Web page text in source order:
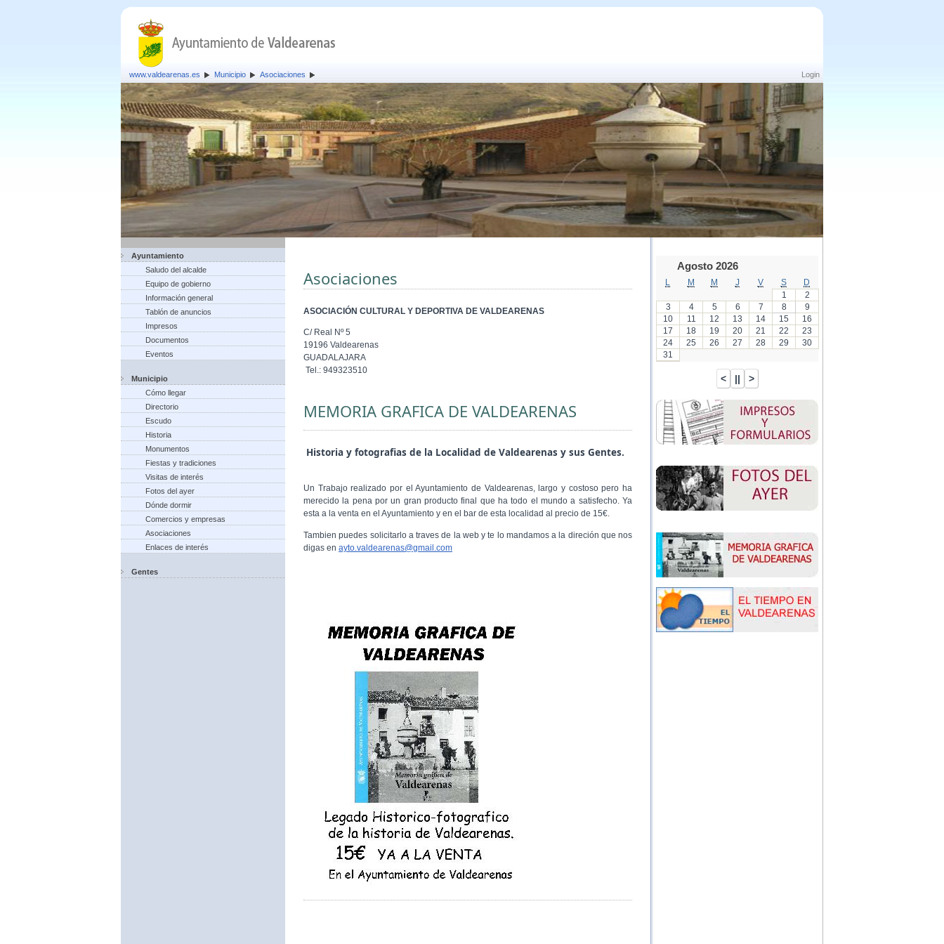
Login
www.valdearenas.es Municipio Asociaciones
Ayuntamiento
Saludo del alcalde
Equipo de gobierno
Información general
Tablón de anuncios
Impresos
Documentos
Eventos
Municipio
Cómo llegar
Directorio
Escudo
Historia
Monumentos
Fiestas y tradiciones
Visitas de interés
Fotos del ayer
Dónde dormir
Comercios y empresas
Asociaciones
Enlaces de interés
Gentes
Asociaciones
ASOCIACIÓN CULTURAL Y DEPORTIVA DE VALDEARENAS
C/ Real Nº 5
19196 Valdearenas
GUADALAJARA
Tel.: 949323510
MEMORIA GRAFICA DE VALDEARENAS
Historia y fotografias de la Localidad de Valdearenas y sus Gentes.
Un Trabajo realizado por el Ayuntamiento de Valdearenas, largo y costoso pero ha
merecido la pena por un gran producto final que ha todo el mundo a satisfecho. Ya
esta a la venta en el Ayuntamiento y en el bar de esta localidad al precio de 15€.
Tambien puedes solicitarlo a traves de la web y te lo mandamos a la direción que nos
digas en ayto.valdearenas@gmail.com
Agosto 2026
M M J V S
D
1
2
3
4 5 6 7 8
9
10
11 12 13 14 15
16
17
18 19 20 21 22
23
24
25 26 27 28 29
30
31